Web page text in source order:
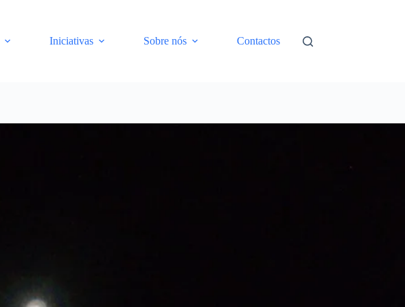
Iniciativas Sobre nós Contactos